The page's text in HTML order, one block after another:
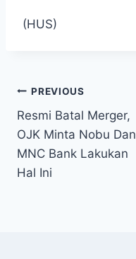
(HUS)
Post
navigation
PREVIOUS
Resmi Batal Merger,
OJK Minta Nobu Dan
MNC Bank Lakukan
Hal Ini